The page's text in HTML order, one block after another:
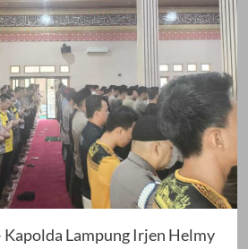
Kapolda Lampung Irjen Helmy